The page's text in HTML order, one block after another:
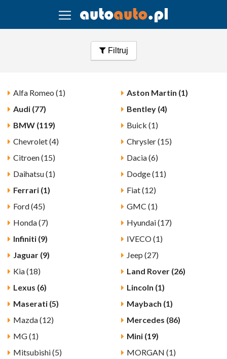
Filtruj
Alfa Romeo (1)
Aston Martin (1)
Audi (77)
Bentley (4)
BMW (119)
Buick (1)
Chevrolet (4)
Chrysler (15)
Citroen (15)
Dacia (6)
Daihatsu (1)
Dodge (11)
Ferrari (1)
Fiat (12)
Ford (45)
GMC (1)
Honda (7)
Hyundai (17)
Infiniti (9)
IVECO (1)
Jaguar (9)
Jeep (27)
Kia (18)
Land Rover (26)
Lexus (6)
Lincoln (1)
Maserati (5)
Maybach (1)
Mazda (12)
Mercedes (86)
MG (1)
Mini (19)
Mitsubishi (5)
MORGAN (1)